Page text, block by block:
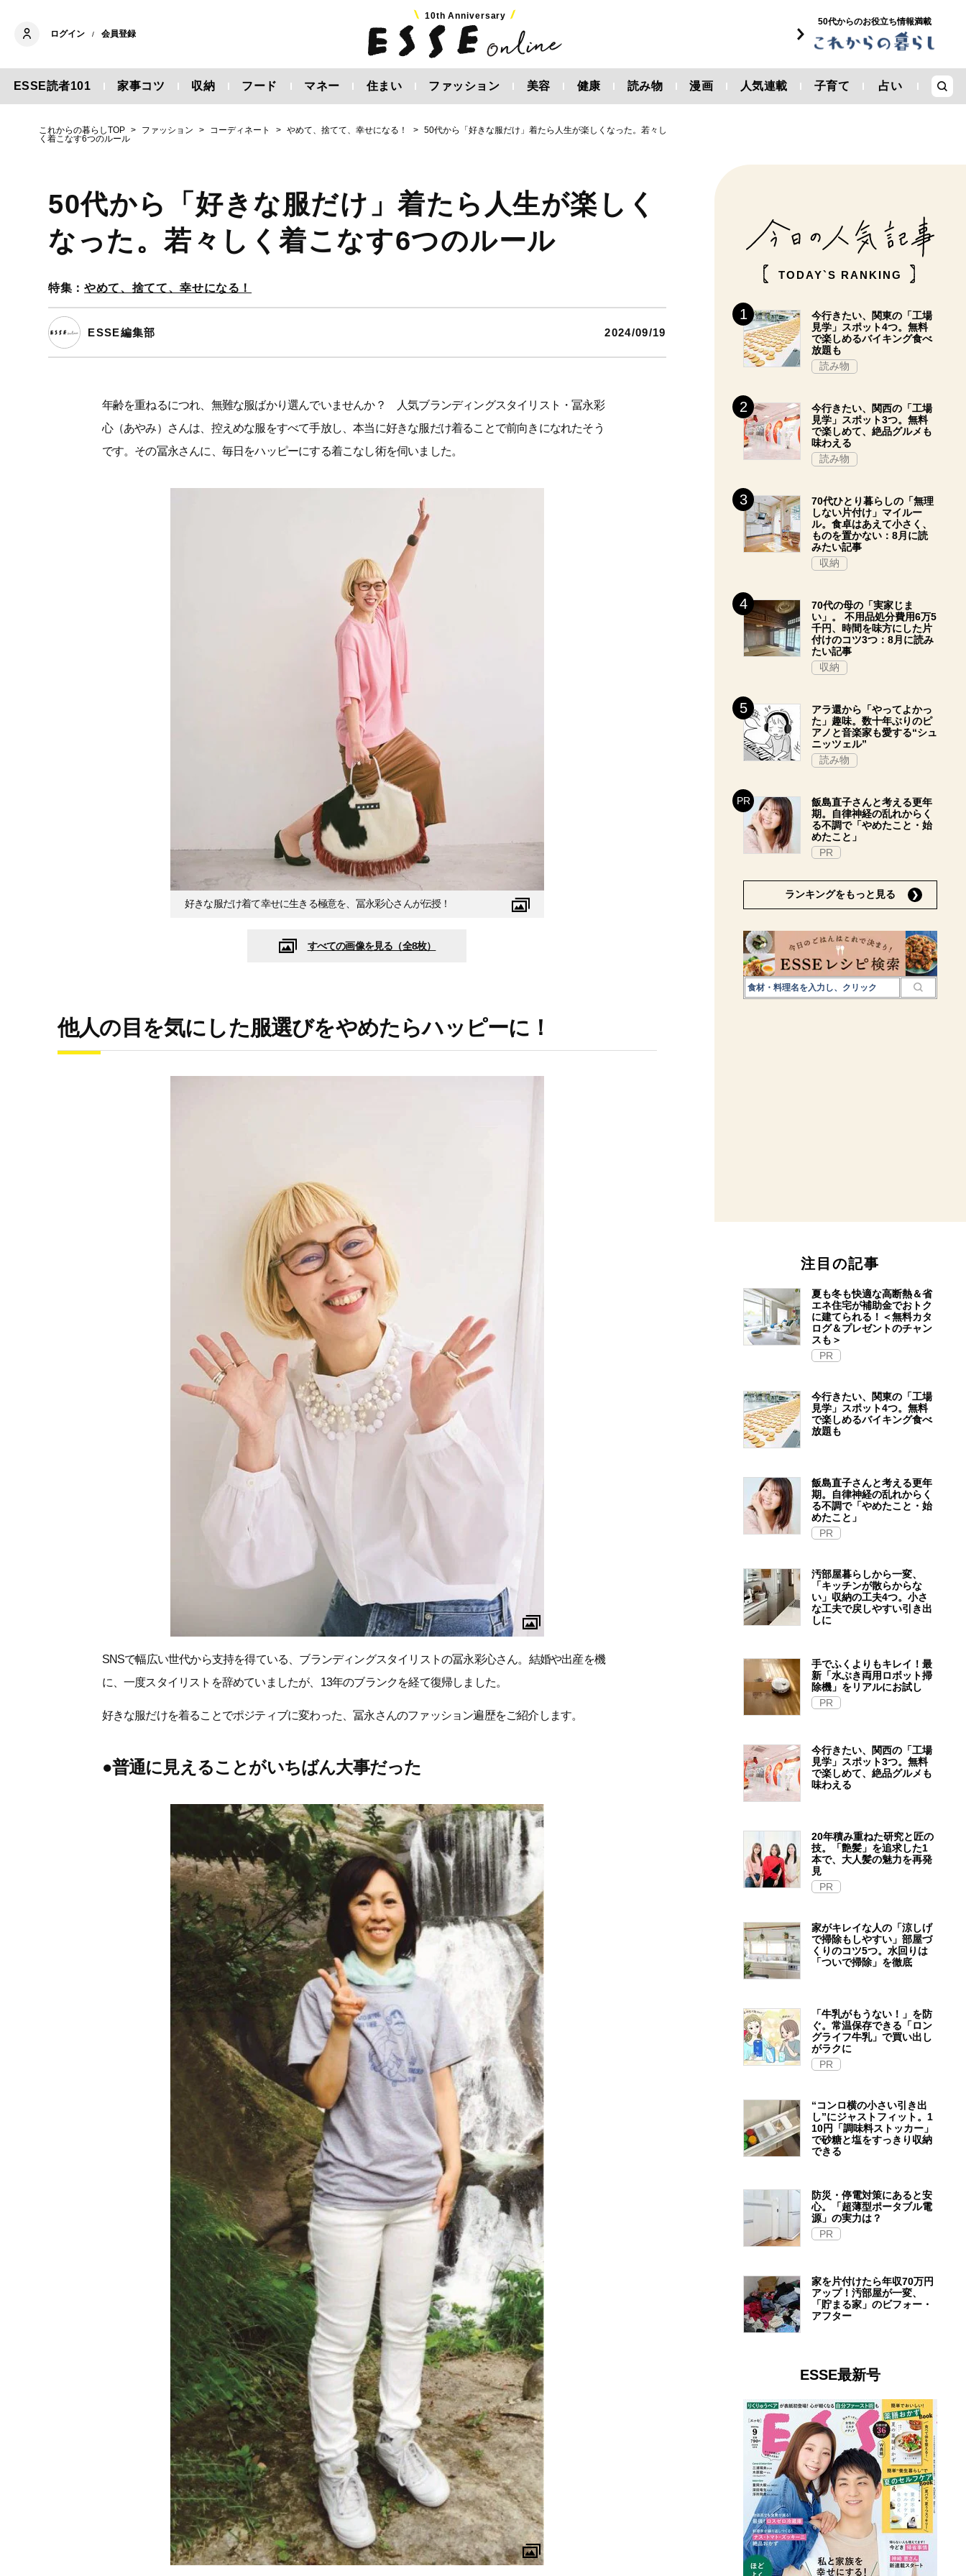
ログイン / 会員登録
10th Anniversary
50代からのお役立ち情報満載
ESSE読者101 家事コツ 収納 フード マネー 住まい ファッション 美容 健康 読み物 漫画 人気連載 子育て 占い
これからの暮らしTOP ファッション コーディネート やめて、捨てて、幸せになる！
50代から「好きな服だけ」着たら人生が楽しくなった。若々し
く着こなす6つのルール
50代から「好きな服だけ」着たら人生が楽しく
なった。若々しく着こなす6つのルール
特集：やめて、捨てて、幸せになる！
ESSE編集部 2024/09/19
年齢を重ねるにつれ、無難な服ばかり選んでいませんか？ 人気ブランディングスタイリスト・冨永彩
心（あやみ）さんは、控えめな服をすべて手放し、本当に好きな服だけ着ることで前向きになれたそう
です。その冨永さんに、毎日をハッピーにする着こなし術を伺いました。
好きな服だけ着て幸せに生きる極意を、冨永彩心さんが伝授！
すべての画像を見る（全8枚）
他人の目を気にした服選びをやめたらハッピーに！
SNSで幅広い世代から支持を得ている、ブランディングスタイリストの冨永彩心さん。結婚や出産を機
に、一度スタイリストを辞めていましたが、13年のブランクを経て復帰しました。
好きな服だけを着ることでポジティブに変わった、冨永さんのファッション遍歴をご紹介します。
●普通に見えることがいちばん大事だった
TODAY`S RANKING
今行きたい、関東の「工場
見学」スポット4つ。無料
で楽しめるバイキング食べ
放題も
読み物
今行きたい、関西の「工場
見学」スポット3つ。無料
で楽しめて、絶品グルメも
味わえる
読み物
70代ひとり暮らしの「無理
しない片付け」マイルー
ル。食卓はあえて小さく、
ものを置かない：8月に読
みたい記事
収納
70代の母の「実家じま
い」。 不用品処分費用6万5
千円、時間を味方にした片
付けのコツ3つ：8月に読み
たい記事
収納
アラ還から「やってよかっ
た」趣味。数十年ぶりのピ
アノと音楽家も愛する“シュ
ニッツェル”
読み物
飯島直子さんと考える更年
期。自律神経の乱れからく
る不調で「やめたこと・始
めたこと」
PR
ランキングをもっと見る
注目の記事
夏も冬も快適な高断熱＆省
エネ住宅が補助金でおトク
に建てられる！＜無料カタ
ログ＆プレゼントのチャン
スも＞
PR
今行きたい、関東の「工場
見学」スポット4つ。無料
で楽しめるバイキング食べ
放題も
飯島直子さんと考える更年
期。自律神経の乱れからく
る不調で「やめたこと・始
めたこと」
PR
汚部屋暮らしから一変、
「キッチンが散らからな
い」収納の工夫4つ。小さ
な工夫で戻しやすい引き出
しに
手でふくよりもキレイ！最
新「水ぶき両用ロボット掃
除機」をリアルにお試し
PR
今行きたい、関西の「工場
見学」スポット3つ。無料
で楽しめて、絶品グルメも
味わえる
20年積み重ねた研究と匠の
技。「艶髪」を追求した1
本で、大人髪の魅力を再発
見
PR
家がキレイな人の「涼しげ
で掃除もしやすい」部屋づ
くりのコツ5つ。水回りは
「ついで掃除」を徹底
「牛乳がもうない！」を防
ぐ。常温保存できる「ロン
グライフ牛乳」で買い出し
がラクに
PR
“コンロ横の小さい引き出
し”にジャストフィット。1
10円「調味料ストッカー」
で砂糖と塩をすっきり収納
できる
防災・停電対策にあると安
心。「超薄型ポータブル電
源」の実力は？​
PR
家を片付けたら年収70万円
アップ！汚部屋が一変、
「貯まる家」のビフォー・
アフター
ESSE最新号